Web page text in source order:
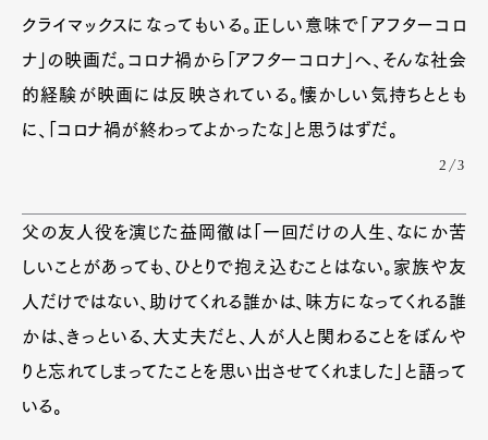
クライマックスになってもいる。正しい意味で「アフターコロ
ナ」の映画だ。コロナ禍から「アフターコロナ」へ、そんな社会
的経験が映画には反映されている。懐かしい気持ちととも
に、「コロナ禍が終わってよかったな」と思うはずだ。
2/3
父の友人役を演じた益岡徹は「一回だけの人生、なにか苦
しいことがあっても、ひとりで抱え込むことはない。家族や友
人だけではない、助けてくれる誰かは、味方になってくれる誰
かは、きっといる、大丈夫だと、人が人と関わることをぼんや
りと忘れてしまってたことを思い出させてくれました」と語って
いる。